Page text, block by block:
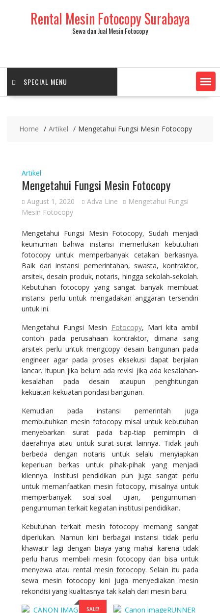
Rental Mesin Fotocopy Surabaya
Sewa dan Jual Mesin Fotocopy
SPECIAL MENU
Home Artikel Mengetahui Fungsi Mesin Fotocopy
Artikel
Mengetahui Fungsi Mesin Fotocopy
August 1, 2020 Adva Line
Mengetahui Fungsi
Mesin Fotocopy
Mengetahui Fungsi Mesin Fotocopy, Sudah menjadi
keumuman bahwa instansi memerlukan kebutuhan
fotocopy untuk memperbanyak cetakan berkasnya.
Baik dari instansi pemerintahan, swasta, kontraktor,
arsitek, desain produk, notaris, hingga sekolah-sekolah.
Kebutuhan fotocopy yang sangat banyak membuat
instansi perlu untuk mengadakan anggaran tersendiri
untuk ini.
Mengetahui Fungsi Mesin
Fotocopy, Mari kita ambil
contoh pada perusahaan kontraktor, dimana sang
arsitek perlu untuk mengcopy desain bangunan pada
engineer agar pada proses eksekusi dapat berjalan
lancar. Itupun jika belum ada revisi jika ada kesalahan-
kesalahan pada desain ataupun penghitungan
kekuatan-kekuatan pondasi bangunan.
Kemudian pada instansi pemerintah juga
membutuhkan mesin fotocopy misal untuk kebutuhan
menyebarkan surat pada tiap-tiap pemimpin di
daerahnya atau untuk surat-surat lainnya. Tidak jauh
berbeda dengan notaris untuk selalu menyiapkan
keperluan berkas untuk pihak-pihak yang menjadi
kliennya. Institusi pendidikan pun juga sangat perlu
untuk memanfaatkan mesin fotocopy, misalnya untuk
memperbanyak soal-soal ujian, pengumuman-
pengumuman terkait kegiatan institusi pendidikan.
Kebutuhan terkait mesin fotocopy memang sangat
diperlukan. Namun kini berbagai instansi tidak perlu
khawatir lagi dengan biaya yang mahal karena tidak
perlu harus membeli mesin fotocopy dan bisa untuk
menyewa atau rental mesin fotocopy. Selain itu pada
sewa mesin fotocopy kini juga menyediakan mesin
rekondisi yang kualitasnya tak kalah dari mesin baru.
SALE!